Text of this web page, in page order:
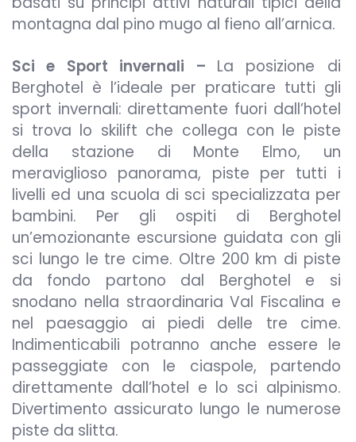
montagna dal pino mugo al fieno all’arnica.
Sci e Sport invernali – La posizione di
Berghotel è l’ideale per praticare tutti gli
sport invernali: direttamente fuori dall’hotel
si trova lo skilift che collega con le piste
della stazione di Monte Elmo, un
meraviglioso panorama, piste per tutti i
livelli ed una scuola di sci specializzata per
bambini. Per gli ospiti di Berghotel
un’emozionante escursione guidata con gli
sci lungo le tre cime. Oltre 200 km di piste
da fondo partono dal Berghotel e si
snodano nella straordinaria Val Fiscalina e
nel paesaggio ai piedi delle tre cime.
Indimenticabili potranno anche essere le
passeggiate con le ciaspole, partendo
direttamente dall’hotel e lo sci alpinismo.
Divertimento assicurato lungo le numerose
piste da slitta.